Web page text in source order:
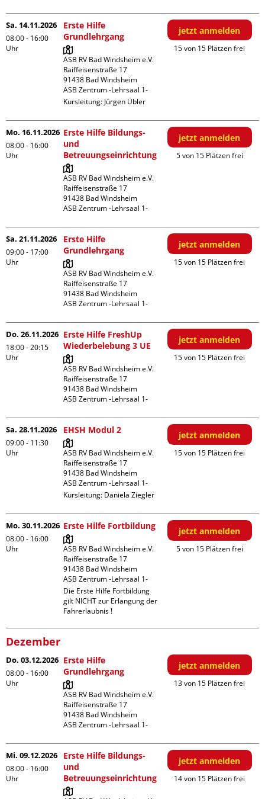
Sa. 14.11.2026
08:00 - 16:00
Uhr
Erste Hilfe
Grundlehrgang
ASB RV Bad Windsheim e.V.
Raiffeisenstraße 17
91438 Bad Windsheim
ASB Zentrum -Lehrsaal 1-
Kursleitung: Jürgen Übler
jetzt anmelden
15 von 15 Plätzen frei
Mo. 16.11.2026
08:00 - 16:00
Uhr
Erste Hilfe Bildungs-
und
Betreuungseinrichtung
ASB RV Bad Windsheim e.V.
Raiffeisenstraße 17
91438 Bad Windsheim
ASB Zentrum -Lehrsaal 1-
jetzt anmelden
5 von 15 Plätzen frei
Sa. 21.11.2026
09:00 - 17:00
Uhr
Erste Hilfe
Grundlehrgang
ASB RV Bad Windsheim e.V.
Raiffeisenstraße 17
91438 Bad Windsheim
ASB Zentrum -Lehrsaal 1-
jetzt anmelden
15 von 15 Plätzen frei
Do. 26.11.2026
18:00 - 20:15
Uhr
Erste Hilfe FreshUp
Wiederbelebung 3 UE
ASB RV Bad Windsheim e.V.
Raiffeisenstraße 17
91438 Bad Windsheim
ASB Zentrum -Lehrsaal 1-
jetzt anmelden
15 von 15 Plätzen frei
Sa. 28.11.2026
09:00 - 11:30
Uhr
EHSH Modul 2
ASB RV Bad Windsheim e.V.
Raiffeisenstraße 17
91438 Bad Windsheim
ASB Zentrum -Lehrsaal 1-
Kursleitung: Daniela Ziegler
jetzt anmelden
15 von 15 Plätzen frei
Mo. 30.11.2026
08:00 - 16:00
Uhr
Erste Hilfe Fortbildung
ASB RV Bad Windsheim e.V.
Raiffeisenstraße 17
91438 Bad Windsheim
ASB Zentrum -Lehrsaal 1-
Die Erste Hilfe Fortbildung
gilt NICHT zur Erlangung der
Fahrerlaubnis !
jetzt anmelden
5 von 15 Plätzen frei
Dezember
Do. 03.12.2026
08:00 - 16:00
Uhr
Erste Hilfe
Grundlehrgang
ASB RV Bad Windsheim e.V.
Raiffeisenstraße 17
91438 Bad Windsheim
ASB Zentrum -Lehrsaal 1-
jetzt anmelden
13 von 15 Plätzen frei
Mi. 09.12.2026
08:00 - 16:00
Uhr
Erste Hilfe Bildungs-
und
Betreuungseinrichtung
jetzt anmelden
14 von 15 Plätzen frei